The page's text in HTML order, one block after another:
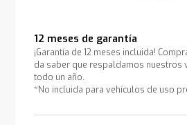
12 meses de garantía
¡Garantía de 12 meses incluida!
da saber que respaldamos nuestros
todo un año.
*No incluida para vehículos de uso